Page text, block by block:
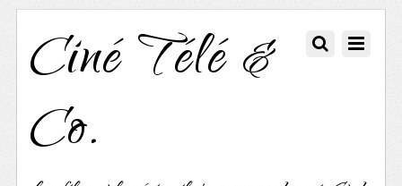
Ciné Télé &
Co.